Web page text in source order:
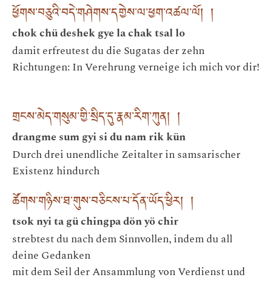
ཕྱོགས་བཅུའི་བདེ་གཤེགས་དགྱེས་ལ་ཕྱག་འཚལ་ལོ། །
chok chü deshek gye la chak tsal lo
damit erfreutest du die Sugatas der zehn
Richtungen: In Verehrung verneige ich mich vor dir!
གྲངས་མེད་གསུམ་གྱི་སྲིད་དུ་རྣམ་རིག་ཀུན། །
drangme sum gyi si du nam rik kün
Durch drei unendliche Zeitalter in samsarischer
Existenz hindurch
ཚོགས་གཉིས་ཐ་གུས་བཅིངས་པ་དོན་ཡོད་ཕྱིར། །
tsok nyi ta gü chingpa dön yö chir
strebtest du nach dem Sinnvollen, indem du all
deine Gedanken
mit dem Seil der Ansammlung von Verdienst und